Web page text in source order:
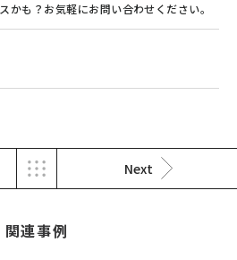
かも？お気軽にお問い合わせください。
Next
関連事例